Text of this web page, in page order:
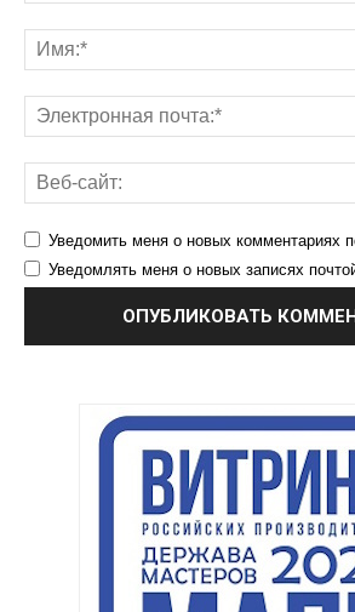
Уведомить меня о новых комментариях
Уведомлять меня о новых записях